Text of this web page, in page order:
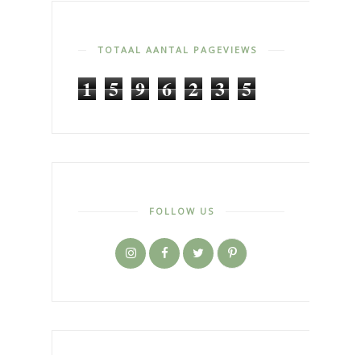
TOTAAL AANTAL PAGEVIEWS
1 5 9 6 2 3 5
FOLLOW US